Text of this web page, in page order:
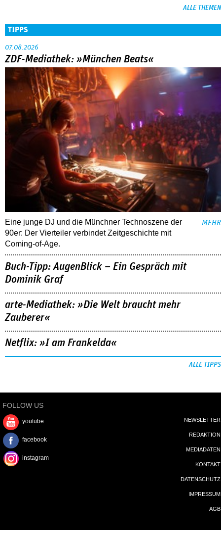
ALLE THEMEN
TIPPS
07.08.2026
ZDF-Mediathek: »München Beats«
Eine junge DJ und die Münchner Technoszene der
90er: Der Vierteiler verbindet Zeitgeschichte mit
Coming-of-Age.
MEHR
Buch-Tipp: AugenBlick – Ein Gespräch mit
Dominik Graf
arte-Mediathek: »Die Welt braucht mehr
Zauberer«
Netflix: »I am Frankelda«
ALLE TIPPS
FOLLOW US
youtube
facebook
instagram
NEWSLETTER
REDAKTION
MEDIADATEN
KONTAKT
DATENSCHUTZ
IMPRESSUM
AGB